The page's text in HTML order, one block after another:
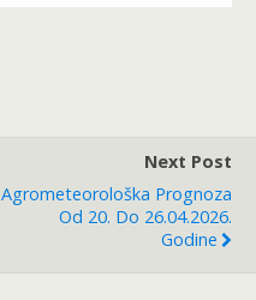
Next Post
Agrometeorološka Prognoza
Od 20. Do 26.04.2026.
Godine